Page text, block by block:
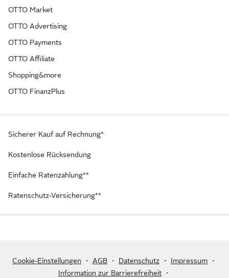
OTTO Market
OTTO Advertising
OTTO Payments
OTTO Affiliate
Shopping&more
OTTO FinanzPlus
Sicherer Kauf auf Rechnung*
Kostenlose Rücksendung
Einfache Ratenzahlung**
Ratenschutz-Versicherung**
Cookie-Einstellungen ・ AGB ・ Datenschutz ・ Impressum
・
Information zur Barrierefreiheit
・